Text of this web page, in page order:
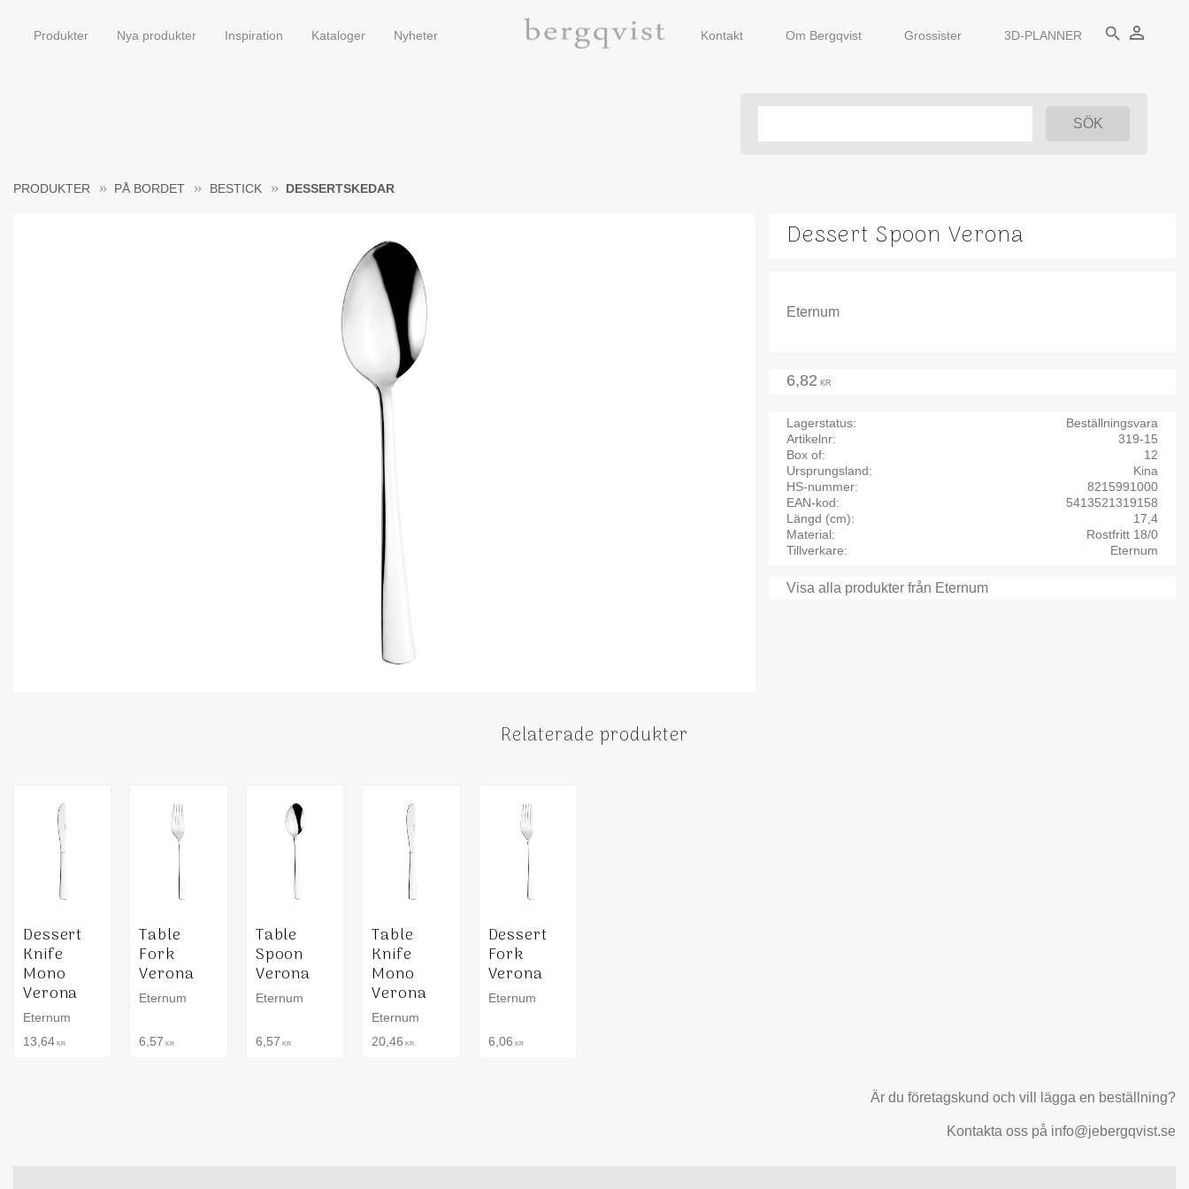
Produkter Nya produkter Inspiration Kataloger Nyheter Kontakt Om Bergqvist Grossister 3D-PLANNER search person_outline
PRODUKTER PÅ BORDET BESTICK DESSERTSKEDAR
Dessert Spoon Verona
Eternum
6,82 KR
Lagerstatus
Beställningsvara
Artikelnr
319-15
Box of
12
Ursprungsland
Kina
HS-nummer
8215991000
EAN-kod
5413521319158
Längd (cm)
17,4
Material
Rostfritt 18/0
Tillverkare
Eternum
Visa alla produkter från Eternum
Relaterade produkter
Dessert
Knife
Mono
Verona
Eternum
13,64 KR
Table
Fork
Verona
Eternum
6,57 KR
Table
Spoon
Verona
Eternum
6,57 KR
Table
Knife
Mono
Verona
Eternum
20,46 KR
Dessert
Fork
Verona
Eternum
6,06 KR
Är du företagskund och vill lägga en beställning?
Kontakta oss på info@jebergqvist.se